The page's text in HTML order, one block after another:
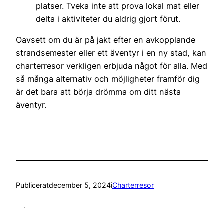
platser. Tveka inte att prova lokal mat eller
delta i aktiviteter du aldrig gjort förut.
Oavsett om du är på jakt efter en avkopplande
strandsemester eller ett äventyr i en ny stad, kan
charterresor verkligen erbjuda något för alla. Med
så många alternativ och möjligheter framför dig
är det bara att börja drömma om ditt nästa
äventyr.
Publiceratdecember 5, 2024iCharterresor